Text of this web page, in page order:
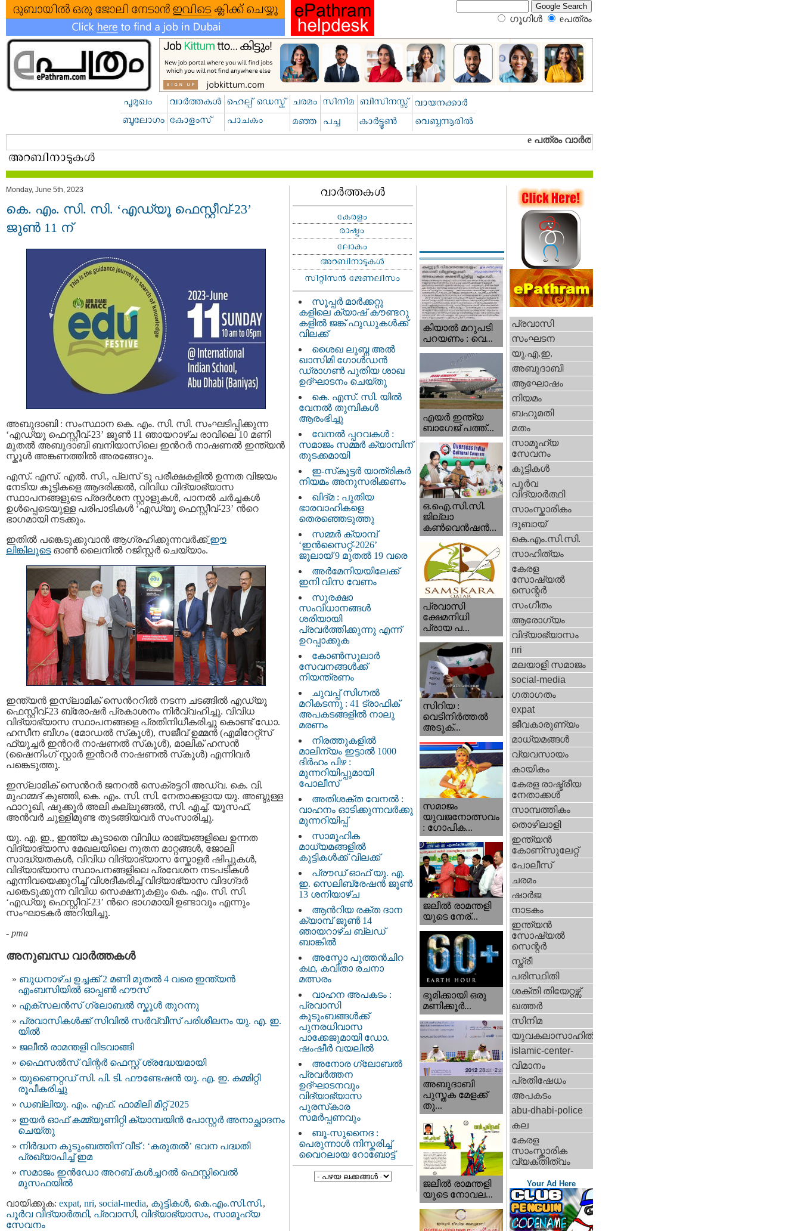
ഗൂഗിള്‍ eപത്രം‍
Monday, June 5th, 2023
കെ. എം. സി. സി. ‘എഡ്യൂ ഫെസ്റ്റീവ്-23’
ജൂൺ 11 ന്
അബുദാബി : സംസ്ഥാന കെ. എം. സി. സി. സംഘടിപ്പിക്കുന്ന
‘എഡ്യൂ ഫെസ്റ്റീവ്-23’ ജൂൺ 11 ഞായറാഴ്ച രാവിലെ 10 മണി
മുതല്‍ അബുദാബി ബനിയാസിലെ ഇന്‍റർ നാഷണൽ ഇന്ത്യൻ
സ്കൂൾ അങ്കണത്തില്‍ അരങ്ങേറും.
എസ്. എസ്. എൽ. സി., പ്ലസ് ടു പരീക്ഷകളിൽ ഉന്നത വിജയം
നേടിയ കുട്ടികളെ ആദരിക്കൽ, വിവിധ വിദ്യാഭ്യാസ
സ്ഥാപനങ്ങളുടെ പ്രദർശന സ്റ്റാളുകൾ, പാനൽ ചർച്ചകൾ
ഉൾപ്പെടെയുള്ള പരിപാടികൾ ‘എഡ്യൂ ഫെസ്റ്റീവ്-23’ ന്‍റെ
ഭാഗമായി നടക്കും.
ഇതില്‍ പങ്കെടുക്കുവാന്‍ ആഗ്രഹിക്കുന്നവര്‍ക്ക് ഈ
ലിങ്കിലൂടെഓണ്‍ ലൈനില്‍ റജിസ്റ്റര്‍ ചെയ്യാം.
ഇന്ത്യൻ ഇസ്‌ലാമിക് സെന്‍ററില്‍ നടന്ന ചടങ്ങിൽ എഡ്യൂ
ഫെസ്റ്റീവ്-23 ബ്രോഷർ പ്രകാശനം നിർവ്വഹിച്ചു. വിവിധ
വിദ്യാഭ്യാസ സ്ഥാപനങ്ങളെ പ്രതിനിധീകരിച്ചു കൊണ്ട് ഡോ.
ഹസീന ബീഗം (മോഡൽ സ്‌കൂൾ), സജീവ് ഉമ്മൻ (എമിറേറ്റ്സ്
ഫ്യൂച്ചർ ഇന്‍റർ നാഷണൽ സ്‌കൂൾ), മാലിക് ഹസൻ
(ഷൈനിംഗ് സ്റ്റാര്‍ ഇന്‍റര്‍ നാഷണൽ സ്‌കൂൾ) എന്നിവര്‍
പങ്കെടുത്തു.
ഇസ്ലാമിക്‌ സെന്‍റർ ജനറൽ സെക്രട്ടറി അഡ്വ. കെ. വി.
മുഹമ്മദ് കുഞ്ഞി, കെ. എം. സി. സി. നേതാക്കളായ യു. അബ്ദുള്ള
ഫാറൂഖി, ഷുക്കൂർ അലി കല്ലുങ്ങൽ, സി. എച്ച്. യൂസഫ്,
അൻവർ ചുള്ളിമുണ്ട തുടങ്ങിയവര്‍ സംസാരിച്ചു.
യു. എ. ഇ., ഇന്ത്യ കൂടാതെ വിവിധ രാജ്യങ്ങളിലെ ഉന്നത
വിദ്യാഭ്യാസ മേഖലയിലെ നൂതന മാറ്റങ്ങൾ, ജോലി
സാദ്ധ്യതകൾ, വിവിധ വിദ്യാഭ്യാസ സ്കോളർ ഷിപ്പുകൾ,
വിദ്യാഭ്യാസ സ്ഥാപനങ്ങളിലെ പ്രവേശന നടപടികൾ
എന്നിവയെക്കുറിച്ച് വിശദീകരിച്ച് വിദ്യാഭ്യാസ വിദഗ്‌ദർ
പങ്കെടുക്കുന്ന വിവിധ സെക്ഷനുകളും കെ. എം. സി. സി.
‘എഡ്യൂ ഫെസ്റ്റീവ്-23’ ന്‍റെ ഭാഗമായി ഉണ്ടാവും എന്നും
സംഘാടകര്‍ അറിയിച്ചു.
- pma
അനുബന്ധ വാര്‍ത്തകള്‍
ബുധനാഴ്ച ഉച്ചക്ക് 2 മണി മുതൽ 4 വരെ ഇന്ത്യൻ
എംബസിയിൽ ഓപ്പൺ ഹൗസ്
എക്സലൻസ് ഗ്ലോബൽ സ്കൂൾ തുറന്നു
പ്രവാസികൾക്ക് സിവിൽ സർവ്വീസ് പരിശീലനം യു. എ. ഇ.
യിൽ
ജലീൽ രാമന്തളി വിടവാങ്ങി
ഫൈസൽസ് വിന്റർ ഫെസ്റ്റ് ശ്രദ്ധേയമായി
യുണൈറ്റഡ് സി. പി. ടി. ഫൗണ്ടേഷൻ യു. എ. ഇ. കമ്മിറ്റി
രൂപീകരിച്ചു
ഡബ്ലിയു. എം. എഫ്. ഫാമിലി മീറ്റ് 2025
ഇയർ ഓഫ് കമ്മ്യൂണിറ്റി ക്യാമ്പയിൻ പോസ്റ്റർ അനാച്ഛാദനം
ചെയ്തു
നിർദ്ധന കുടുംബത്തിന് വീട് : ‘കരുതൽ’ ഭവന പദ്ധതി
പ്രഖ്യാപിച്ച് ഇമ
സമാജം ഇന്‍ഡോ അറബ് കള്‍ച്ചറല്‍ ഫെസ്റ്റിവെല്‍
മുസഫയിൽ
വായിക്കുക: expat, nri, social-media, കുട്ടികള്‍, കെ.എം.സി.സി.,
പൂര്‍വ വിദ്യാര്‍ത്ഥി, പ്രവാസി, വിദ്യാഭ്യാസം, സാമൂഹ്യ
സേവനം
സൂപ്പർ മാർക്കറ്റു
കളിലെ ക്യാഷ് കൗണ്ടറു
കളിൽ ജങ്ക് ഫുഡുകൾക്ക്
വിലക്ക്
ശൈഖ ലുബ്ന അൽ
ഖാസിമി ഗോൾഡൻ
ഡ്രാഗൺ പുതിയ ശാഖ
ഉദ്ഘാടനം ചെയ്തു
കെ. എസ്. സി. യിൽ
വേനൽ തുമ്പികൾ
ആരംഭിച്ചു
വേനൽ പ്പറവകൾ :
സമാജം സമ്മർ ക്യാമ്പിന്
തുടക്കമായി
ഇ-സ്‌കൂട്ടർ യാത്രികർ
നിയമം അനുസരിക്കണം
ഖിദ്മ : പുതിയ
ഭാരവാഹികളെ
തെരഞ്ഞെടുത്തു
സമ്മർ ക്യാമ്പ്
‘ഇൻസൈറ്റ്-2026’
ജൂലായ് 9 മുതൽ 19 വരെ
അർമേനിയയിലേക്ക്
ഇനി വിസ വേണം
സുരക്ഷാ
സംവിധാനങ്ങൾ
ശരിയായി
പ്രവർത്തിക്കുന്നു എന്ന്
ഉറപ്പാക്കുക
കോൺസുലാർ
സേവനങ്ങൾക്ക്
നിയന്ത്രണം
ചുവപ്പ് സിഗ്നൽ
മറികടന്നു : 41 ട്രാഫിക്
അപകടങ്ങളിൽ നാലു
മരണം
നിരത്തുകളിൽ
മാലിന്യം ഇട്ടാൽ 1000
ദിർഹം പിഴ :
മുന്നറിയിപ്പുമായി
പോലീസ്
അതിശക്ത വേനൽ :
വാഹനം ഓടിക്കുന്നവർക്കു
മുന്നറിയിപ്പ്
സാമൂഹിക
മാധ്യമങ്ങളിൽ
കുട്ടികൾക്ക് വിലക്ക്
പ്രൗഡ് ഓഫ് യു. എ.
ഇ. സെലിബ്രേഷൻ ജൂൺ
13 ശനിയാഴ്ച
ആൻറിയ രക്ത ദാന
ക്യാമ്പ് ജൂൺ 14
ഞായറാഴ്ച ബ്ലഡ്
ബാങ്കിൽ
അസ്മോ പുത്തൻചിറ
കഥ, കവിതാ രചനാ
മത്സരം
വാഹന അപകടം :
പ്രവാസി
കുടുംബങ്ങൾക്ക്
പുനരധിവാസ
പാക്കേജുമായി ഡോ.
ഷംഷീർ വയലിൽ
അനോര ഗ്ലോബൽ
പ്രവർത്തന
ഉദ്ഘാടനവും
വിദ്യാഭ്യാസ
പുരസ്‌കാര
സമർപ്പണവും
ബൂ-സുനൈദ :
പെരുന്നാൾ നിസ്കരിച്ച്
വൈറലായ റോബോട്ട്
കിയാല്‍ മറുപടി
പറയണം : വെ...
എയര്‍ ഇന്ത്യ
ബാഗേജ് പത്ത്...
ഒ.ഐ.സി.സി.
ജില്ലാ
കൺവെൻഷൻ...
പ്രവാസി
ക്ഷേമനിധി
പ്രായ പ...
സിറിയ :
വെടിനിർത്തൽ
അടുക്...
സമാജം
യുവജനോത്സവം
: ഗോപിക...
ജലീല്‍ രാമന്തളി
യുടെ നേര്...
ഭൂമിക്കായി ഒരു
മണിക്കൂര്‍...
അബുദാബി
പുസ്തക മേളക്ക്
തു...
ജലീല്‍ രാമന്തളി
യുടെ നോവല...
പ്രവാസി
സംഘടന
യു.എ.ഇ.
അബുദാബി
ആഘോഷം
നിയമം
ബഹുമതി
മതം
സാമൂഹ്യ
സേവനം
കുട്ടികള്‍
പൂര്‍വ
വിദ്യാര്‍ത്ഥി
സാംസ്കാരികം
ദുബായ്‌
കെ.എം.സി.സി.
സാഹിത്യം
കേരള
സോഷ്യല്‍
സെന്റര്‍
സംഗീതം
ആരോഗ്യം
വിദ്യാഭ്യാസം
nri
മലയാളി സമാജം
social-media
ഗതാഗതം
expat
ജീവകാരുണ്യം
മാധ്യമങ്ങള്‍
വ്യവസായം
കായികം
കേരള രാഷ്ട്രീയ
നേതാക്കള്‍
സാമ്പത്തികം
തൊഴിലാളി
ഇന്ത്യന്‍
കോണ്സുലേറ്റ്
പോലീസ്
ചരമം
ഷാര്‍ജ
നാടകം
ഇന്ത്യന്‍
സോഷ്യല്‍
സെന്റര്‍
സ്ത്രീ
പരിസ്ഥിതി
ശക്തി തിയേറ്റഴ്സ്
ഖത്തര്‍
സിനിമ
യുവകലാസാഹിതി
islamic-center-
വിമാനം
പ്രതിഷേധം
അപകടം
abu-dhabi-police
കല
കേരള
സാംസ്കാരിക
വ്യക്തിത്വം
Your Ad Here